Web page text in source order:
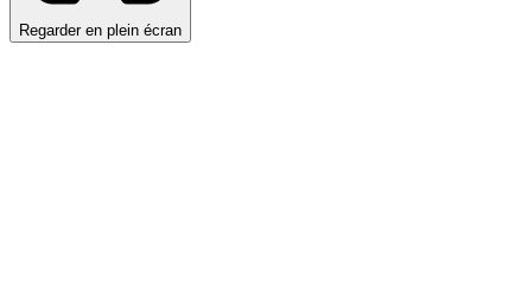
Regarder en plein écran